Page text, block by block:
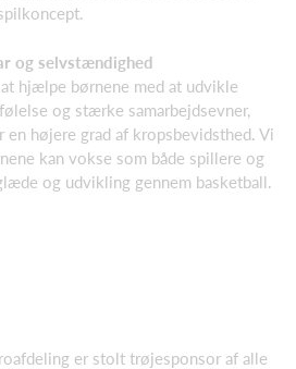
og selvstændighed
hjælpe børnene med at udvikle
og stærke samarbejdsevner,
en højere grad af kropsbevidsthed. Vi
kan vokse som både spillere og
og udvikling gennem basketball.
er stolt trøjesponsor af alle